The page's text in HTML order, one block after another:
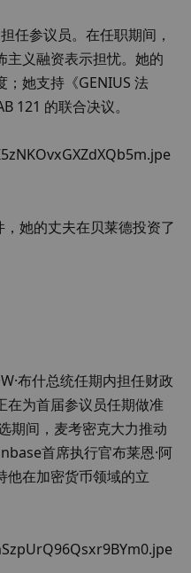
任参议员。在任职期间，
主义融资表示担忧。她的
她支持《GENIUS 法
121 的联合决议。
她的丈夫在贝莱德投资了
布什总统任期内担任财政
在为首届参议员任期做准
期间，麦考密克大力推动
首席执行官布莱恩·阿
他在加密货币领域的立